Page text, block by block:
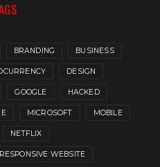
BRANDING BUSINESS
DESIGN
GOOGLE HACKED
MICROSOFT MOBILE
NETFLIX
RESPONSIVE WEBSITE